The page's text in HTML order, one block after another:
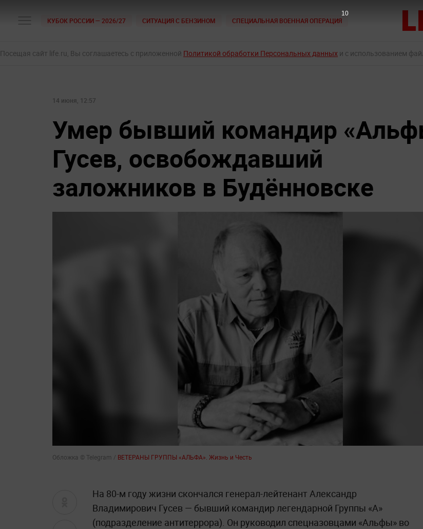
КУБОК РОССИИ — 2026/27 СИТУАЦИЯ С БЕНЗИНОМ СПЕЦИАЛЬНАЯ ВОЕННАЯ ОПЕРАЦИЯ
Посещая сайт life.ru, Вы соглашаетесь с приложенной Политикой обработки Персональных данных и с использованием
14 июня, 12:57
Умер бывший командир
Гусев, освобождавший
заложников в Будённовске
Обложка © Telegram / ВЕТЕРАНЫ ГРУППЫ «АЛЬФА». Жизнь и Честь
На 80-м году жизни скончался генерал-лейтенант Александр
Владимирович Гусев — бывший командир легендарной Группы «А»
(подразделение антитеррора). Он руководил спецназовцами «Альфы» во
9